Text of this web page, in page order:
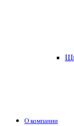
О компании